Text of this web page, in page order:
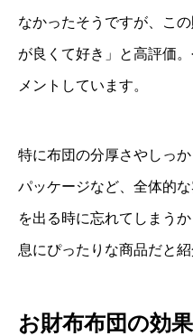
なかったそうですが、こ
が良くて好き」と高評価
メントしています。
特に布団の分厚さやしっ
パッケージなど、全体的
を出る時に忘れてしまう
息にぴったりな商品だと紹
お財布布団の効